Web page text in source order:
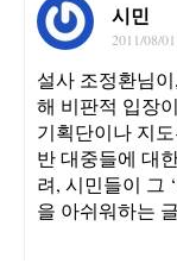
시민
2011/08/01
설사 조정환님
해 비판적 입장
기획단이나 지
반 대중들에 대
려, 시민들이 그
을 아쉬워하는